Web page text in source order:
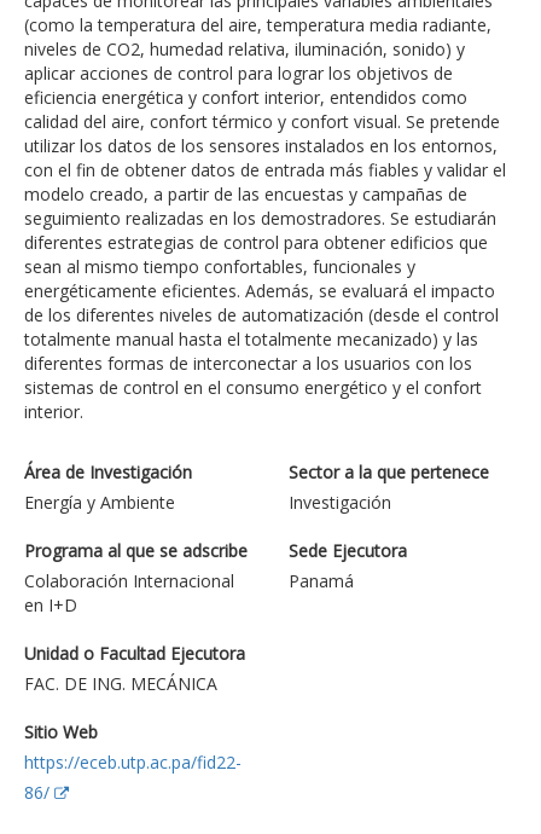
(como la temperatura del aire, temperatura media radiante,
niveles de CO2, humedad relativa, iluminación, sonido) y
aplicar acciones de control para lograr los objetivos de
eficiencia energética y confort interior, entendidos como
calidad del aire, confort térmico y confort visual. Se pretende
utilizar los datos de los sensores instalados en los entornos,
con el fin de obtener datos de entrada más fiables y validar el
modelo creado, a partir de las encuestas y campañas de
seguimiento realizadas en los demostradores. Se estudiarán
diferentes estrategias de control para obtener edificios que
sean al mismo tiempo confortables, funcionales y
energéticamente eficientes. Además, se evaluará el impacto
de los diferentes niveles de automatización (desde el control
totalmente manual hasta el totalmente mecanizado) y las
diferentes formas de interconectar a los usuarios con los
sistemas de control en el consumo energético y el confort
interior.
Área de Investigación
Energía y Ambiente
Sector a la que pertenece
Investigación
Programa al que se adscribe
Colaboración Internacional
en I+D
Sede Ejecutora
Panamá
Unidad o Facultad Ejecutora
FAC. DE ING. MECÁNICA
Sitio Web
https://eceb.utp.ac.pa/fid22-
86/